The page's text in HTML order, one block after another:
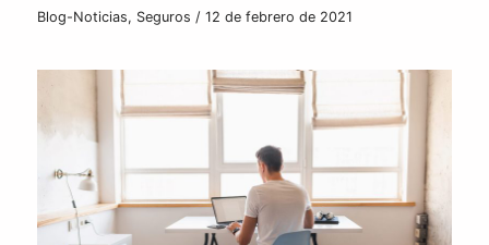
Blog-Noticias, Seguros / 12 de febrero de 2021